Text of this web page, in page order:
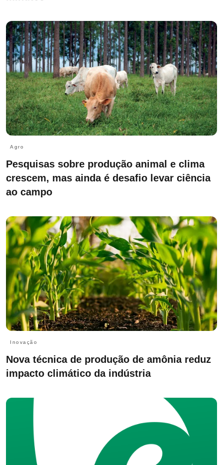
Agro
Pesquisas sobre produção animal e clima
crescem, mas ainda é desafio levar ciência
ao campo
Inovação
Nova técnica de produção de amônia reduz
impacto climático da indústria